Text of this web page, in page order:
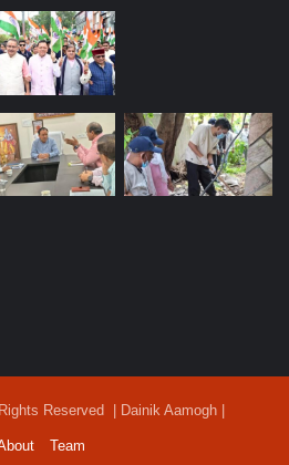
Reserved | Dainik Aamogh |
Team